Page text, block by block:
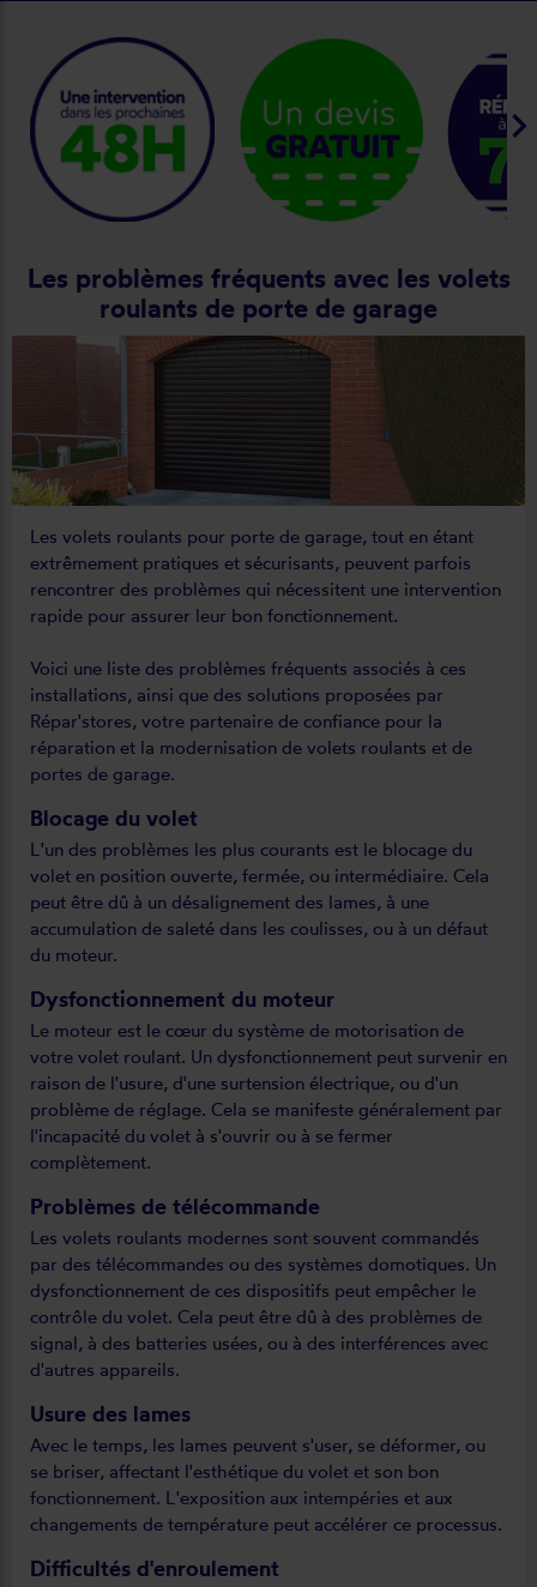
Les problèmes fréquents avec les volets
roulants de porte de garage
Les volets roulants pour porte de garage, tout en étant
extrêmement pratiques et sécurisants, peuvent parfois
rencontrer des problèmes qui nécessitent une intervention
rapide pour assurer leur bon fonctionnement.
Voici une liste des problèmes fréquents associés à ces
installations, ainsi que des solutions proposées par
Répar'stores, votre partenaire de confiance pour la
réparation et la modernisation de volets roulants et de
portes de garage.
Blocage du volet
L'un des problèmes les plus courants est le blocage du
volet en position ouverte, fermée, ou intermédiaire. Cela
peut être dû à un désalignement des lames, à une
accumulation de saleté dans les coulisses, ou à un défaut
du moteur.
Dysfonctionnement du moteur
Le moteur est le cœur du système de motorisation de
votre volet roulant. Un dysfonctionnement peut survenir en
raison de l'usure, d'une surtension électrique, ou d'un
problème de réglage. Cela se manifeste généralement par
l'incapacité du volet à s'ouvrir ou à se fermer
complètement.
Problèmes de télécommande
Les volets roulants modernes sont souvent commandés
par des télécommandes ou des systèmes domotiques. Un
dysfonctionnement de ces dispositifs peut empêcher le
contrôle du volet. Cela peut être dû à des problèmes de
signal, à des batteries usées, ou à des interférences avec
d'autres appareils.
Usure des lames
Avec le temps, les lames peuvent s'user, se déformer, ou
se briser, affectant l'esthétique du volet et son bon
fonctionnement. L'exposition aux intempéries et aux
changements de température peut accélérer ce processus.
Difficultés d'enroulement